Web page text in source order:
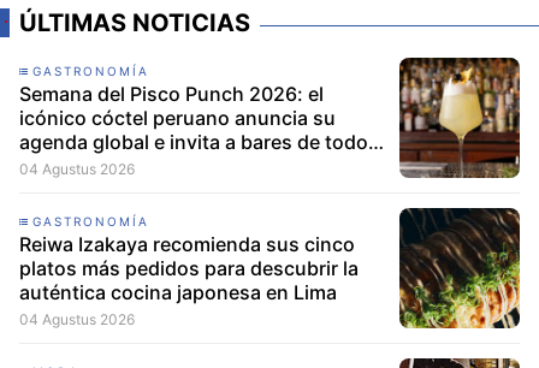
ÚLTIMAS NOTICIAS
GASTRONOMÍA
Semana del Pisco Punch 2026: el
icónico cóctel peruano anuncia su
agenda global e invita a bares de todo
el mundo a participar
04 Agustus 2026
GASTRONOMÍA
Reiwa Izakaya recomienda sus cinco
platos más pedidos para descubrir la
auténtica cocina japonesa en Lima
04 Agustus 2026